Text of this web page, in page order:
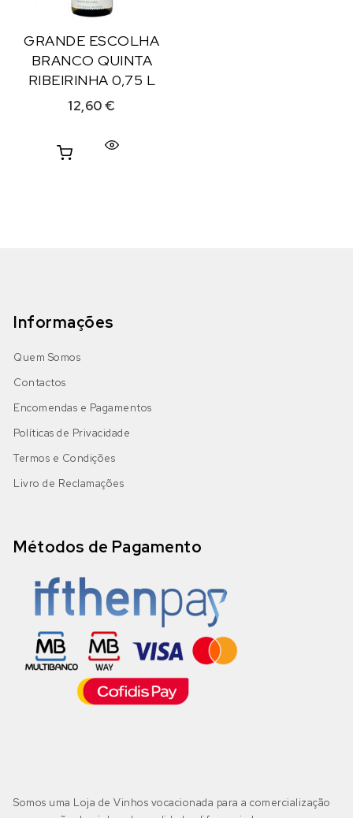
GRANDE ESCOLHA
BRANCO QUINTA
RIBEIRINHA 0,75 L
12,60€
Informações
Quem Somos
Contactos
Encomendas e Pagamentos
Políticas de Privacidade
Termos e Condições
Livro de Reclamações
Métodos de Pagamento
Somos uma Loja de Vinhos vocacionada para a comercialização